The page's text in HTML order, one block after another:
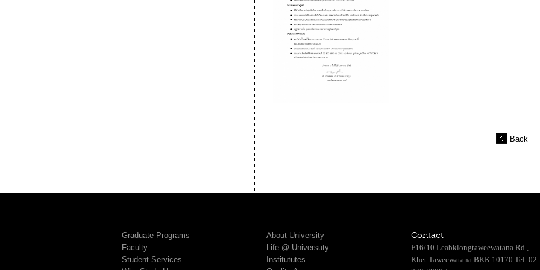
Back
Graduate Programs
Faculty
Student Services
About University
Life @ Universuty
Institututes
Contact
F16/10 Leabklongtaweewatana Rd.,
Khet Taweewatana BKK 10170 Tel. 02-